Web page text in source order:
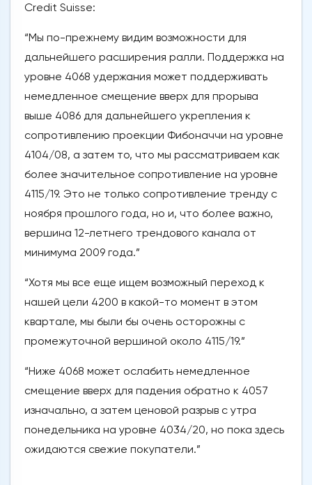
Credit Suisse:
“Мы по-прежнему видим возможности для
дальнейшего расширения ралли. Поддержка на
уровне 4068 удержания может поддерживать
немедленное смещение вверх для прорыва
выше 4086 для дальнейшего укрепления к
сопротивлению проекции Фибоначчи на уровне
4104/08, а затем то, что мы рассматриваем как
более значительное сопротивление на уровне
4115/19. Это не только сопротивление тренду с
ноября прошлого года, но и, что более важно,
вершина 12-летнего трендового канала от
минимума 2009 года.”
“Хотя мы все еще ищем возможный переход к
нашей цели 4200 в какой-то момент в этом
квартале, мы были бы очень осторожны с
промежуточной вершиной около 4115/19.”
“Ниже 4068 может ослабить немедленное
смещение вверх для падения обратно к 4057
изначально, а затем ценовой разрыв с утра
понедельника на уровне 4034/20, но пока здесь
ожидаются свежие покупатели.”